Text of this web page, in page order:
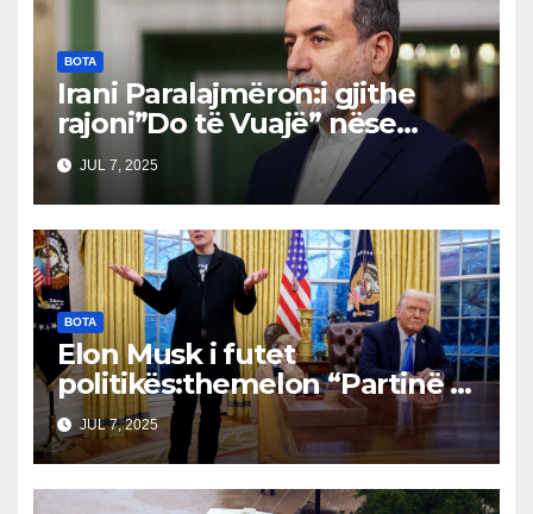
BOTA
Irani Paralajmëron:i gjithe
rajoni”Do të Vuajë” nëse
Izraeli Nuk Mbahet
Përgjegjës
JUL 7, 2025
BOTA
Elon Musk i futet
politikës:themelon “Partinë e
Amerikës”Bordet drejtuese
dhe tregjet financiare të
shqetësuara
JUL 7, 2025